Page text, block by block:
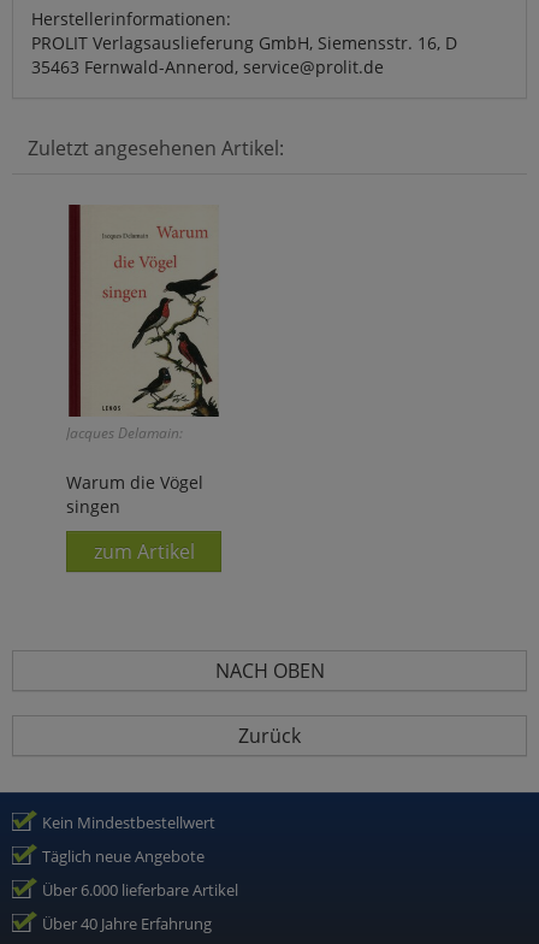
Herstellerinformationen:
PROLIT Verlagsauslieferung GmbH, Siemensstr. 16, D
35463 Fernwald-Annerod, service@prolit.de
Zuletzt angesehenen Artikel:
Jacques Delamain:
Warum die Vögel
singen
zum Artikel
NACH OBEN
Zurück
Kein Mindestbestellwert
Täglich neue Angebote
Über 6.000 lieferbare Artikel
Über 40 Jahre Erfahrung